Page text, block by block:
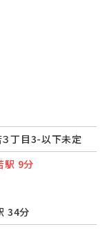
丁目3-以下未定
駅 9分
34分